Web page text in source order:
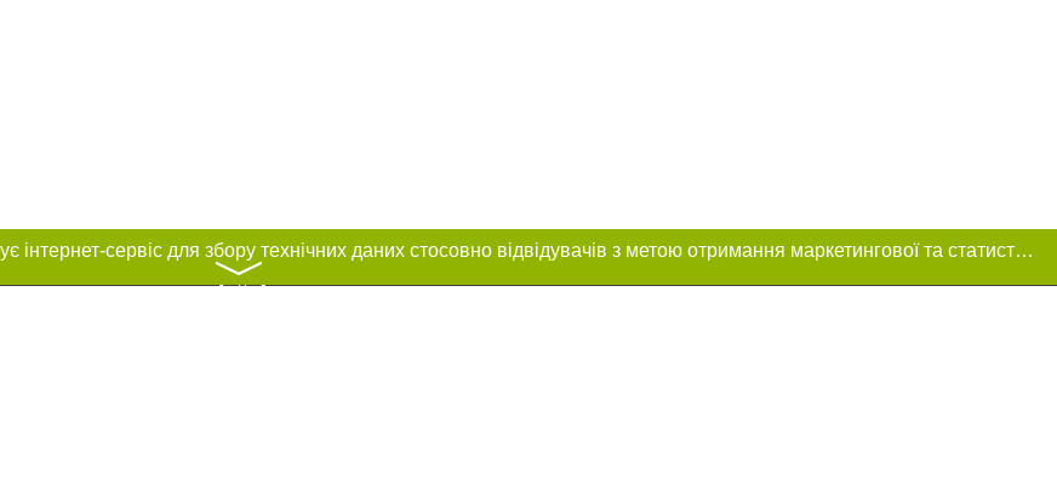
Цей сайт використовує «cookies». Також веб-сайт використовує інтернет-сервіс для збору технічних даних стосовно відвідувачів з метою отримання маркетингової та статистичної інформації. Умови обробки даних відвідувачів сайту див.
〉